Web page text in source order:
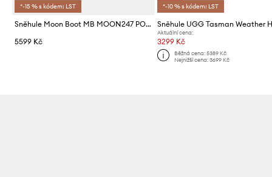
*-15 % s kódem: LST
Sněhule Moon Boot MB MOON247 POLAR WP
5599 Kč
*-10 % s kódem: LST
Sněhule UGG Tasman Weather
Aktuální cena:
3299 Kč
Běžná cena: 5389 Kč
Nejnižší cena: 3699 Kč